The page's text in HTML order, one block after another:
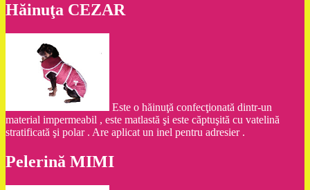
Hăinuţa CEZAR
Este o hăinuţă confecţionată dintr-un
material impermeabil , este matlastă şi este căptuşită cu vatelină
stratificată şi polar . Are aplicat un inel pentru adresier .
Pelerină MIMI